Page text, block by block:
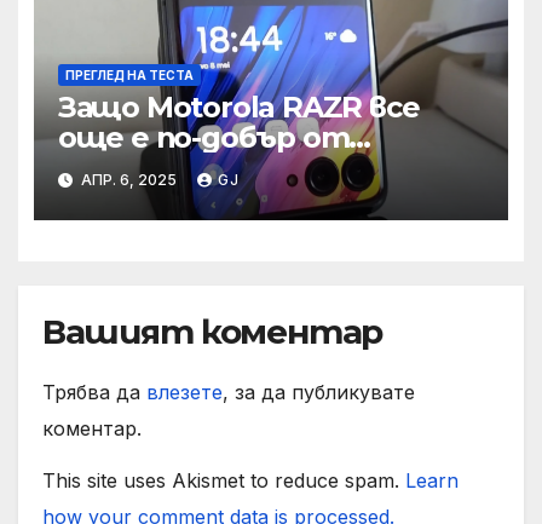
ПРЕГЛЕД НА ТЕСТА
Защо Motorola RAZR все
още е по-добър от
другите сгъваеми
телефони
АПР. 6, 2025 GJ
Вашият коментар
Трябва да влезете, за да публикувате
коментар.
This site uses Akismet to reduce spam. Learn
how your comment data is processed.